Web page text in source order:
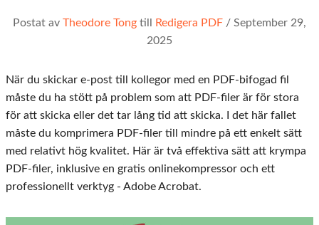
Postat av Theodore Tong till Redigera PDF / September 29,
2025
När du skickar e-post till kollegor med en PDF-bifogad fil
måste du ha stött på problem som att PDF-filer är för stora
för att skicka eller det tar lång tid att skicka. I det här fallet
måste du komprimera PDF-filer till mindre på ett enkelt sätt
med relativt hög kvalitet. Här är två effektiva sätt att krympa
PDF-filer, inklusive en gratis onlinekompressor och ett
professionellt verktyg - Adobe Acrobat.